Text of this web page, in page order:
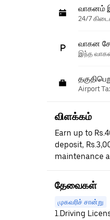
வாகனம்
24/7
வாகன
இந்த
Airport
விளக்கம்
Earn up to
deposit,
maintenance
தேவைகள்
முகவரிச் சான்று
1.Driving